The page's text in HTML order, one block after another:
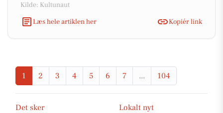
Kilde: Kultunaut
Læs hele artiklen her
Kopiér link
1 2 3 4 5 6 7 ... 104
Det sker
Lokalt nyt